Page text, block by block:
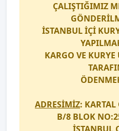
ÇALIŞTIĞIMIZ
İSTANBUL İÇİ
KARGO VE KURYE
ADRESİMİZ: KARTAL
B/8 BLOK